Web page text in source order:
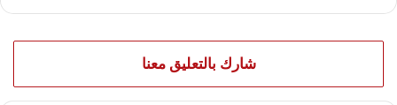
شارك بالتعليق معنا